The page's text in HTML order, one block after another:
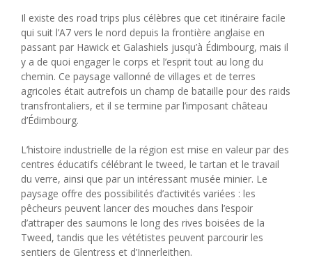
Il existe des road trips plus célèbres que cet itinéraire facile
qui suit l’A7 vers le nord depuis la frontière anglaise en
passant par Hawick et Galashiels jusqu’à Édimbourg, mais il
y a de quoi engager le corps et l’esprit tout au long du
chemin. Ce paysage vallonné de villages et de terres
agricoles était autrefois un champ de bataille pour des raids
transfrontaliers, et il se termine par l’imposant château
d’Édimbourg.
L’histoire industrielle de la région est mise en valeur par des
centres éducatifs célébrant le tweed, le tartan et le travail
du verre, ainsi que par un intéressant musée minier. Le
paysage offre des possibilités d’activités variées : les
pêcheurs peuvent lancer des mouches dans l’espoir
d’attraper des saumons le long des rives boisées de la
Tweed, tandis que les vététistes peuvent parcourir les
sentiers de Glentress et d’Innerleithen.